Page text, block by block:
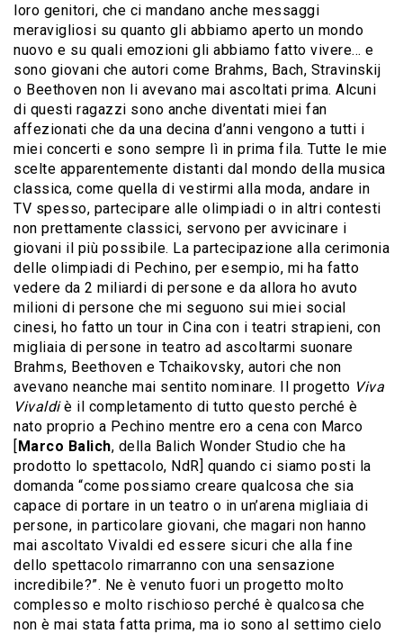
loro genitori, che ci mandano anche messaggi
meravigliosi su quanto gli abbiamo aperto un mondo
nuovo e su quali emozioni gli abbiamo fatto vivere… e
sono giovani che autori come Brahms, Bach, Stravinskij
o Beethoven non li avevano mai ascoltati prima. Alcuni
di questi ragazzi sono anche diventati miei fan
affezionati che da una decina d’anni vengono a tutti i
miei concerti e sono sempre lì in prima fila. Tutte le mie
scelte apparentemente distanti dal mondo della musica
classica, come quella di vestirmi alla moda, andare in
TV spesso, partecipare alle olimpiadi o in altri contesti
non prettamente classici, servono per avvicinare i
giovani il più possibile. La partecipazione alla cerimonia
delle olimpiadi di Pechino, per esempio, mi ha fatto
vedere da 2 miliardi di persone e da allora ho avuto
milioni di persone che mi seguono sui miei social
cinesi, ho fatto un tour in Cina con i teatri strapieni, con
migliaia di persone in teatro ad ascoltarmi suonare
Brahms, Beethoven e Tchaikovsky, autori che non
avevano neanche mai sentito nominare. Il progetto Viva
Vivaldiè il completamento di tutto questo perché è
nato proprio a Pechino mentre ero a cena con Marco
[Marco Balich, della Balich Wonder Studio che ha
prodotto lo spettacolo, NdR] quando ci siamo posti la
domanda “come possiamo creare qualcosa che sia
capace di portare in un teatro o in un’arena migliaia di
persone, in particolare giovani, che magari non hanno
mai ascoltato Vivaldi ed essere sicuri che alla fine
dello spettacolo rimarranno con una sensazione
incredibile?”. Ne è venuto fuori un progetto molto
complesso e molto rischioso perché è qualcosa che
non è mai stata fatta prima, ma io sono al settimo cielo